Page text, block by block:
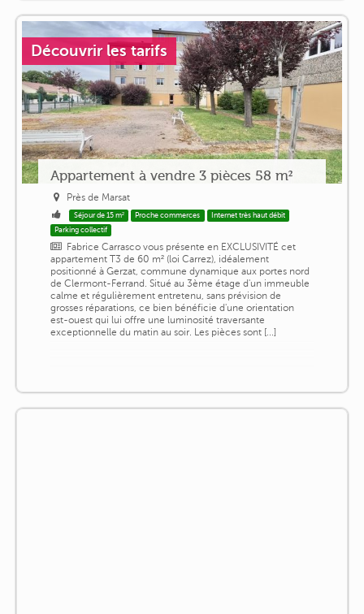
Découvrir les tarifs
Appartement à vendre 3 pièces 58 m²
Près de Marsat
Séjour de 15 m² Proche commerces
Internet très haut débit
Parking collectif
Fabrice Carrasco vous présente en EXCLUSIVITÉ cet
appartement T3 de 60 m² (loi Carrez), idéalement
positionné à Gerzat, commune dynamique aux portes nord
de Clermont-Ferrand. Situé au 3ème étage d'un immeuble
calme et régulièrement entretenu, sans prévision de
grosses réparations, ce bien bénéficie d'une orientation
est-ouest qui lui offre une luminosité traversante
exceptionnelle du matin au soir. Les pièces sont [...]